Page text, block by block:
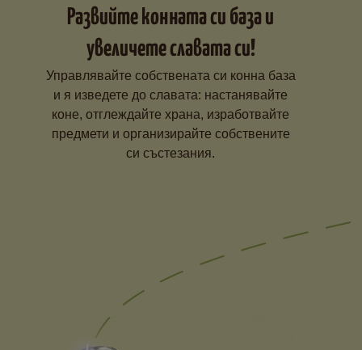
Развийте конната си база и
увеличете славата си!
Управлявайте собствената си конна база
и я изведете до славата: настанявайте
коне, отглеждайте храна, изработвайте
предмети и организирайте собствените
си състезания.